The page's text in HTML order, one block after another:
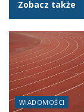
Zobacz także
WIADOMOŚCI